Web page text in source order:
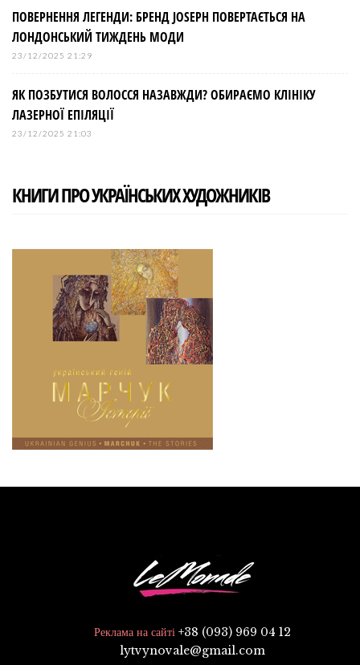
ПОВЕРНЕННЯ ЛЕГЕНДИ: БРЕНД JOSEPH ПОВЕРТАЄТЬСЯ НА
ЛОНДОНСЬКИЙ ТИЖДЕНЬ МОДИ
23/12/2025 21:29
ЯК ПОЗБУТИСЯ ВОЛОССЯ НАЗАВЖДИ? ОБИРАЄМО КЛІНІКУ
ЛАЗЕРНОЇ ЕПІЛЯЦІЇ
23/12/2025 21:03
КНИГИ ПРО УКРАЇНСЬКИХ ХУДОЖНИКІВ
Реклама на сайті +38 (093) 969 04 12
lytvynovale@gmail.com